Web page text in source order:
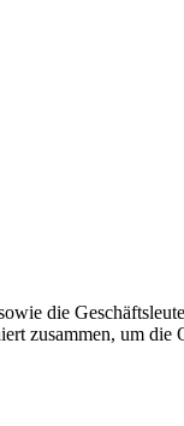
die
zusammen, um die